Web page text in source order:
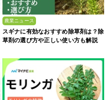
農業ニュース
スギナに有効なおすすめ除草剤は？除
草剤の選び方や正しい使い方も解説